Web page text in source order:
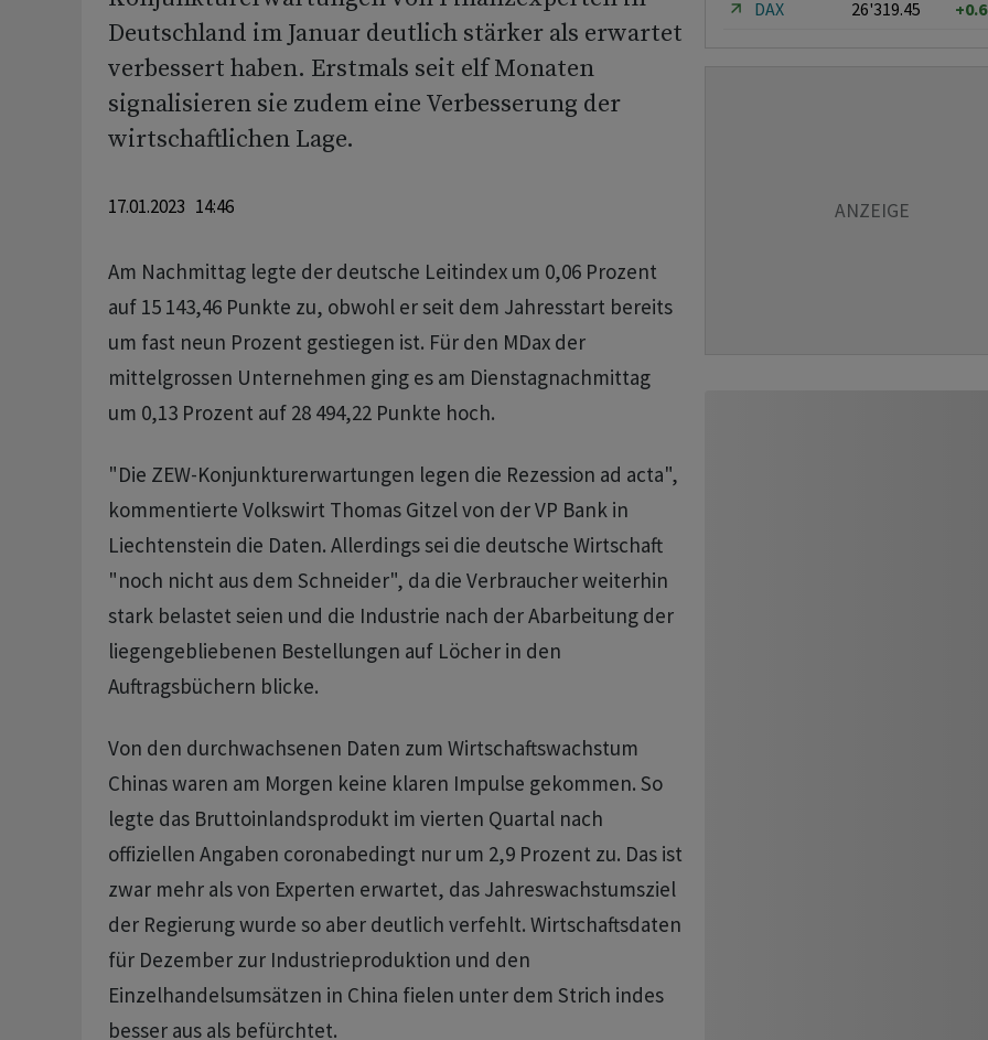
Deutschland im Januar deutlich stärker als erwartet
verbessert haben. Erstmals seit elf Monaten
signalisieren sie zudem eine Verbesserung der
wirtschaftlichen Lage.
17.01.2023 14:46
Am Nachmittag legte der deutsche Leitindex um 0,06 Prozent
auf 15 143,46 Punkte zu, obwohl er seit dem Jahresstart bereits
um fast neun Prozent gestiegen ist. Für den MDax der
mittelgrossen Unternehmen ging es am Dienstagnachmittag
um 0,13 Prozent auf 28 494,22 Punkte hoch.
"Die ZEW-Konjunkturerwartungen legen die Rezession ad acta",
kommentierte Volkswirt Thomas Gitzel von der VP Bank in
Liechtenstein die Daten. Allerdings sei die deutsche Wirtschaft
"noch nicht aus dem Schneider", da die Verbraucher weiterhin
stark belastet seien und die Industrie nach der Abarbeitung der
liegengebliebenen Bestellungen auf Löcher in den
Auftragsbüchern blicke.
Von den durchwachsenen Daten zum Wirtschaftswachstum
Chinas waren am Morgen keine klaren Impulse gekommen. So
legte das Bruttoinlandsprodukt im vierten Quartal nach
offiziellen Angaben coronabedingt nur um 2,9 Prozent zu. Das ist
zwar mehr als von Experten erwartet, das Jahreswachstumsziel
der Regierung wurde so aber deutlich verfehlt. Wirtschaftsdaten
für Dezember zur Industrieproduktion und den
Einzelhandelsumsätzen in China fielen unter dem Strich indes
besser aus als befürchtet.
DAX
26'319.45